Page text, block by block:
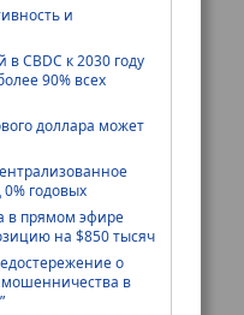
и
CBDC к 2030 году
90% всех
доллара может
годовых
в прямом эфире
на $850 тысяч
о
в